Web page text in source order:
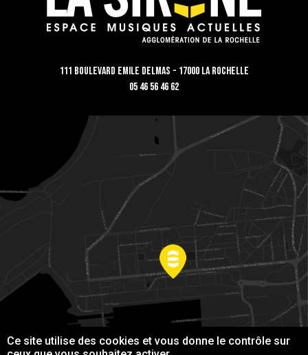
Ce site utilise des cookies et vous donne le contrôle sur
111 Boulevard Emile Delmas - 17000 La Rochelle
05 46 56 46 62